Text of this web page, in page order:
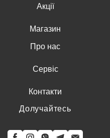
Акції
Магазин
Про нас
Сервіс
Контакти
Долучайтесь